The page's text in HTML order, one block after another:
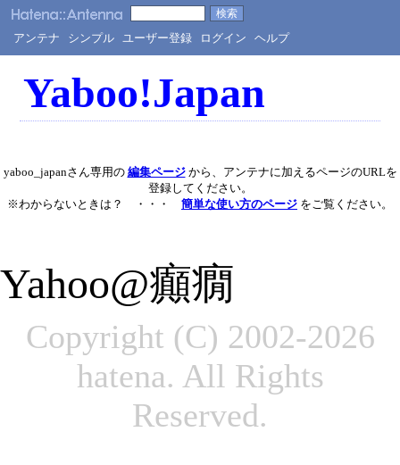
アンテナ シンプル ユーザー登録 ログイン ヘルプ
Yaboo!Japan
yaboo_japanさん専用の 編集ページから、アンテナに加えるページのURLを
登録してください。
※わからないときは？ ・・・ 簡単な使い方のページ をご覧ください。
Yahoo@癲癇
Copyright (C) 2002-2026
hatena. All Rights
Reserved.